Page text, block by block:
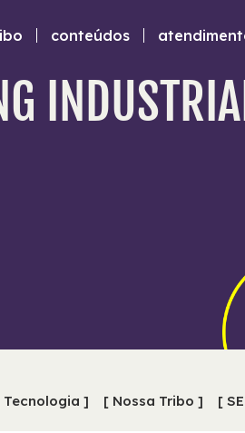
conteúdos
Tecnologia ] [ Nossa Tribo ] [